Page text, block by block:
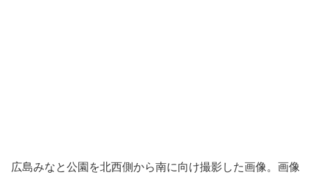
広島みなと公園を北西側から南に向け撮影した画像。画像